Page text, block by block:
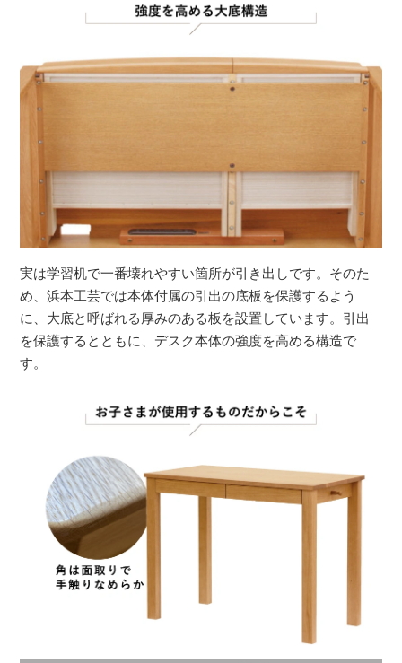
実は学習机で一番壊れやすい箇所が引き出しです。そのた
め、浜本工芸では本体付属の引出の底板を保護するよう
に、大底と呼ばれる厚みのある板を設置しています。引出
を保護するとともに、デスク本体の強度を高める構造で
す。